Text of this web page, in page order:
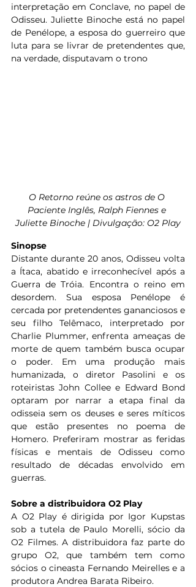
interpretação em Conclave, no papel de
Odisseu. Juliette Binoche está no papel
de Penélope, a esposa do guerreiro que
luta para se livrar de pretendentes que,
na verdade, disputavam o trono
O Retorno reúne os astros de O
Paciente Inglês, Ralph Fiennes e
Juliette Binoche | Divulgação: O2 Play
Sinopse
Distante durante 20 anos, Odisseu volta
a Ítaca, abatido e irreconhecível após a
Guerra de Tróia. Encontra o reino em
desordem. Sua esposa Penélope é
cercada por pretendentes gananciosos e
seu filho Telêmaco, interpretado por
Charlie Plummer, enfrenta ameaças de
morte de quem também busca ocupar
o poder. Em uma produção mais
humanizada, o diretor Pasolini e os
roteiristas John Collee e Edward Bond
optaram por narrar a etapa final da
odisseia sem os deuses e seres míticos
que estão presentes no poema de
Homero. Preferiram mostrar as feridas
físicas e mentais de Odisseu como
resultado de décadas envolvido em
guerras.
Sobre a distribuidora O2 Play
A O2 Play é dirigida por Igor Kupstas
sob a tutela de Paulo Morelli, sócio da
O2 Filmes. A distribuidora faz parte do
grupo O2, que também tem como
sócios o cineasta Fernando Meirelles e a
produtora Andrea Barata Ribeiro.